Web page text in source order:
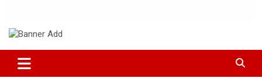
The Hillpost